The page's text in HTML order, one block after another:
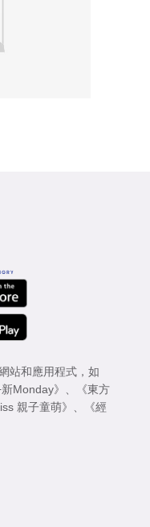
站和應用程式，如
新Monday》
《東方
親子童萌》
《經